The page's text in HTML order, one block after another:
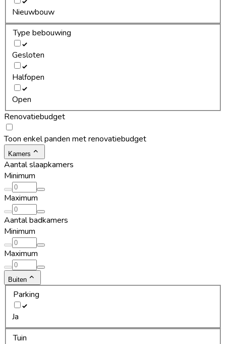
Nieuwbouw
Type bebouwing
Gesloten
Halfopen
Open
Renovatiebudget
Toon enkel panden met renovatiebudget
Kamers
Aantal slaapkamers
Minimum
Maximum
Aantal badkamers
Minimum
Maximum
Buiten
Parking
Ja
Tuin